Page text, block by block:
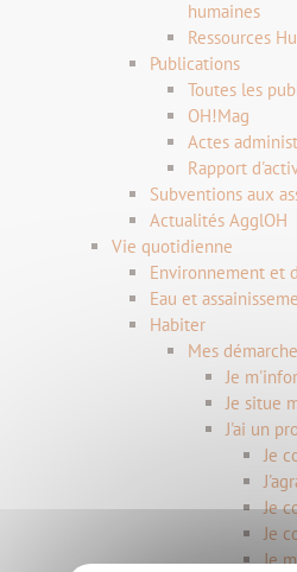
humaines
Ressources
Publications
Toutes les
OH!Mag
Actes
Rapport
Subventions aux
Actualités AgglOH
Vie quotidienne
Environnement et
Eau et
Habiter
Mes
Je
Je situe
J'ai un
Je
Je
Je
Je